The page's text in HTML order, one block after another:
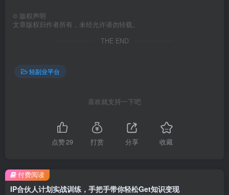
© 版权声明
文章版权归作者所有，未经允许请勿转载。
THE END
轻副业平台
喜欢就支持一下吧
点赞29 打赏 分享 收藏
IP合伙人计划实战训练，手把手带你轻松Get知识变现
付费阅读